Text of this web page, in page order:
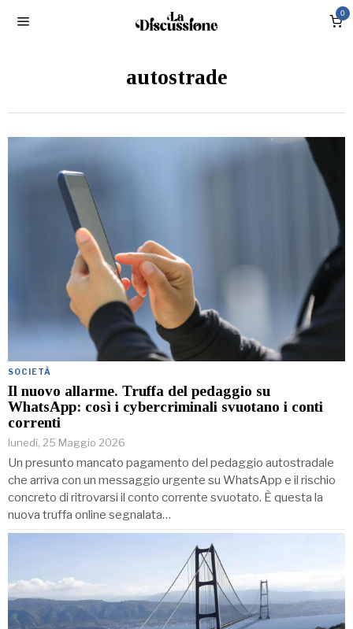
0
autostrade
SOCIETÀ
Il nuovo allarme. Truffa del pedaggio su
WhatsApp: così i cybercriminali svuotano i conti
correnti
lunedì, 25 Maggio 2026
Un presunto mancato pagamento del pedaggio autostradale
che arriva con un messaggio urgente su WhatsApp e il rischio
concreto di ritrovarsi il conto corrente svuotato. È questa la
nuova truffa online segnalata…